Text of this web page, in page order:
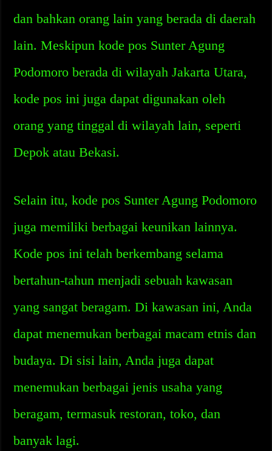
dan bahkan orang lain yang berada di daerah
lain. Meskipun kode pos Sunter Agung
Podomoro berada di wilayah Jakarta Utara,
kode pos ini juga dapat digunakan oleh
orang yang tinggal di wilayah lain, seperti
Depok atau Bekasi.
Selain itu, kode pos Sunter Agung Podomoro
juga memiliki berbagai keunikan lainnya.
Kode pos ini telah berkembang selama
bertahun-tahun menjadi sebuah kawasan
yang sangat beragam. Di kawasan ini, Anda
dapat menemukan berbagai macam etnis dan
budaya. Di sisi lain, Anda juga dapat
menemukan berbagai jenis usaha yang
beragam, termasuk restoran, toko, dan
banyak lagi.